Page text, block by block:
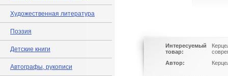
Художественная литература
Поэзия
Детские книги
Автографы, рукописи
Интересуемый
товар:
Автор: